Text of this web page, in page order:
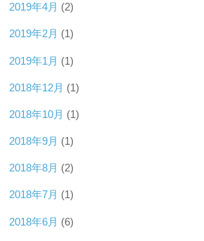
2019年4月 (2)
2019年2月 (1)
2019年1月 (1)
2018年12月 (1)
2018年10月 (1)
2018年9月 (1)
2018年8月 (2)
2018年7月 (1)
2018年6月 (6)